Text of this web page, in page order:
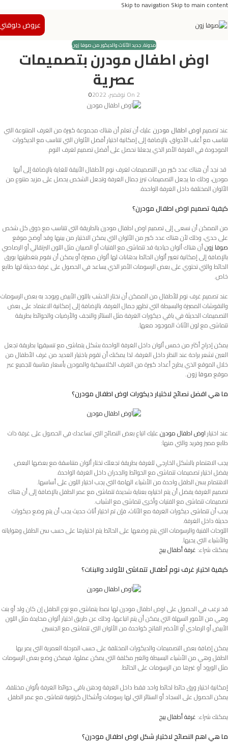
Skip to navigation Skip to main content
عروض
مدونة,جديد الأثاث والديكور من صوفا زون
اوض اطفال مودرن بتصميمات
عصرية
On 2 نوفمبر، 2022 0
عند تصميماوض اطفال مودرن عليك أن تعلم أن هناك مجموعة كبيرة من الغرف المتنوعة التي
تتناسب مع أغلب الأذواق، بالإضافة إلى إمكانية اختيار أفضل الألوان التي تتناسب مع الديكورات
الموجودة في الغرفة الأمر الذي يجعلنا نحصل على أفضل تصميم لغرف النوم.
قد نجد أن هناك عدد كبير من التصميمات لغرف نوم الأطفال الأنيقة للغاية بالإضافة إلى أنها
مودرن، وذلك ما يجعل التصميمات تبرز جمال الغرفة وتجعل الشخص يحصل على مزيد متنوع من
الألوان المختلفة داخل الغرفة الواحدة.
كيفية تصميم اوض اطفال مودرن؟
من الممكن أن نسعى إلى تصميم اوض اطفال مودرن بالطريقة التي تتناسب مع ذوق كل شخص
على حدى، وذلك لأن هناك عدد كبير من الألوان التي يمكن الاختيار من بينها وقد أوضح موقع
صوفا زونأن هناك ألوان حيادية قد تتماشى مع الفتيات أو الصبيان مثل اللون البرتقالي أو الرصاصي
بالإضافة إلى إمكانية تغيير ألوان الحائط بدهانات لها ألوان مميزة أو يمكن أن نقوم بتغطيتها بورق
الحائط والتي تحتوي على بعض الرسومات الأمر الذي يساعد في الحصول على غرفة حديثة لها طابع
خاص.
عند تصميم غرف نوم للأطفال من الممكن أن نختار الخشب باللون الأبيض ويوجد به بعض الرسومات
والنقوشات المميزة والبسيطة التي تظهر جمال الغرفة، بالإضافة إلى إمكانية الاعتماد على بعض
التصميمات الحديثة في باقي ديكورات الغرفة مثل الستائر والنجف والأرضيات والحوائط بطريقة
تتماشى مع لون الأثاث الموجود معها.
يمكن إدراج أكثر من خمس ألوان داخل الغرفة الواحدة بشكل يتماشى مع تنسيقها بطريقة تجعل
العين تشعر براحة عند النظر داخل الغرفة، لذا يمكنك أن تقوم باختيار العديد من غرف الأطفال من
خلال الموقع الذي يطرح أعداد كبيرة من الغرف الكلاسيكية والمودرن بأسعار مناسبة للجميع عبر
موقعصوفا زون.
ما هي افضل نصائح لاختيار ديكورات اوض اطفال مودرن؟
عند اختياراوض اطفال مودرنعليك اتباع بعض النصائح التي تساعدك في الحصول على غرفة ذات
طابع مميز وفريد والتي منها:
يجب الاهتمام بالشكل الخارجي للغرفة بطريقة تجعلك تختار ألوان متناسقة مع بعضها البعض.
يفضل اختيار تصميمات تتماشى مع الحوائط والجدران داخل الغرفة الواحدة.
الاهتمام بسن الطفل واحدة من الأشياء الهامة التي يجب اختيار اللون على أساسها.
تصميم الغرفة يفضل أن يتم اختياره بعناية شديدة تتماشى مع عمر الطفل بالإضافة إلى أن هناك
تصميمات تتماشى مع الفتيات وأخرى تتماشى مع الشباب.
يجب أن تتماشى ديكورات الغرفة مع الأثاث، فإن تم اختيار أثاث حديث يجب أن يتم وضع ديكورات
حديثة داخل الغرفة.
اللوحات الفنية والرسومات التي يتم وضعها على الحائط يتم اختيارها على حسب سن الطفل وهواياته
والأشياء التي يحبها.
يمكنك شراء: غرفة أطفال بيج
كيفية اختيار غرف نوم أطفال تتماشى للأولاد والبنات؟
قد نرغب في الحصول على اوض اطفال مودرن لها نمط يتماشى مع نوع الطفل إن كان ولد أو بنت
وهي من الأمور السهلة التي يمكن أن يتم اتباعها، وذلك عن طريق اختيار ألوان محايدة مثل اللون
الأبيض أو الرمادي أو الأخضر الفاتح كواحدة من الألوان التي تتماشى مع الجنسين.
يمكن إضافة بعض التصميمات والديكورات المختلفة على حسب المرحلة العمرية التي يمر بها
الطفل وهي من الأشياء البسيطة والغير مكلفة التي يمكن عملها، فيمكن وضع بعض الرسومات
مثل الورود أو غيرها من الرسومات على الحائط.
إمكانية اختيار ورق حائط لحائط واحد فقط داخل الغرفة ودهن باقي حوائط الغرفة بألوان مختلفة،
يمكن الحصول على السجاد أو الستائر التي لها رسومات وأشكال كرتونية تتماشى مع عمر الطفل.
يمكنك شراء: غرفة أطفال بيج
ما هي اهم النصائح لاختيار شكل اوض اطفال مودرن؟